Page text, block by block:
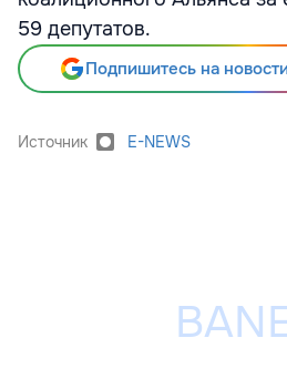
59 депутатов.
Подпишитесь на
Источник E-NEWS